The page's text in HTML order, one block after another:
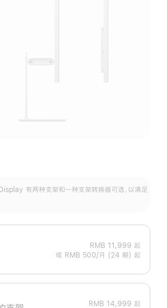
有两种支架和一种支架转换器可选，以满足
RMB 11,999 起
或 RMB 500/月 (24 期) 起
RMB 14,999 起